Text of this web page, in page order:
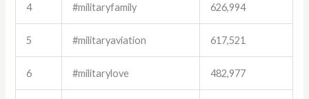
4 #militaryfamily 626,994
5 #militaryaviation 617,521
6 #militarylove 482,977